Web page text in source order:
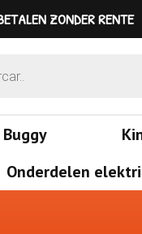
ZONDER RENTE
Onderdelen